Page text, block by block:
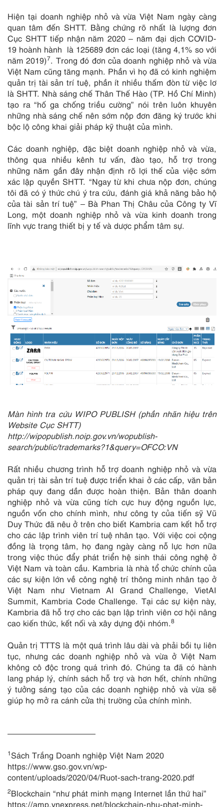
Hiện tại doanh nghiệp nhỏ và vừa Việt Nam ngày càng
quan tâm đến SHTT. Bằng chứng rõ nhất là lượng đơn
Cục SHTT tiếp nhận năm 2020 – năm đại dịch COVID-
19 hoành hành là 125689 đơn các loại (tăng 4,1% so với
năm 2019)7. Trong đó đơn của doanh nghiệp nhỏ và vừa
Việt Nam cũng tăng mạnh. Phần vì họ đã có kinh nghiệm
quản trị tài sản trí tuệ, phần ít nhiều thấm đòn từ việc lơ
là SHTT. Nhà sáng chế Thân Thế Hào (TP. Hồ Chí Minh)
tạo ra “hố ga chống triều cường” nói trên luôn khuyên
những nhà sáng chế nên sớm nộp đơn đăng ký trước khi
bộc lộ công khai giải pháp kỹ thuật của mình.
Các doanh nghiệp, đặc biệt doanh nghiệp nhỏ và vừa,
thông qua nhiều kênh tư vấn, đào tạo, hỗ trợ trong
những năm gần đây nhận định rõ lợi thế của việc sớm
xác lập quyền SHTT. “Ngay từ khi chưa nộp đơn, chúng
tôi đã có ý thức chú ý tra cứu, đánh giá khả năng bảo hộ
của tài sản trí tuệ” – Bà Phan Thị Châu của Công ty Vĩ
Long, một doanh nghiệp nhỏ và vừa kinh doanh trong
lĩnh vực trang thiết bị y tế và dược phẩm tâm sự.
Màn hình tra cứu WIPO PUBLISH (phần nhãn hiệu trên
Website Cục SHTT)
http://wipopublish.noip.gov.vn/wopublish-
search/public/trademarks?1&query=OFCO:VN
Rất nhiều chương trình hỗ trợ doanh nghiệp nhỏ và vừa
quản trị tài sản trí tuệ được triển khai ở các cấp, văn bản
pháp quy đang dần được hoàn thiện. Bản thân doanh
nghiệp nhỏ và vừa cũng tích cực huy động nguồn lực,
nguồn vốn cho chính mình, như công ty của tiến sỹ Vũ
Duy Thức đã nêu ở trên cho biết Kambria cam kết hỗ trợ
cho các lập trình viên trí tuệ nhân tạo. Với việc coi cộng
đồng là trọng tâm, họ đang ngày càng nỗ lực hơn nữa
trong việc thúc đẩy phát triển hệ sinh thái công nghệ ở
Việt Nam và toàn cầu. Kambria là nhà tổ chức chính của
các sự kiện lớn về công nghệ trí thông minh nhân tạo ở
Việt Nam như Vietnam AI Grand Challenge, VietAI
Summit, Kambria Code Challenge. Tại các sự kiện này,
Kambria đã hỗ trợ cho các bạn lập trình viên cơ hội nâng
cao kiến thức, kết nối và xây dựng đội nhóm.8
Quản trị TTTS là một quá trình lâu dài và phải bồi tụ liên
tục, nhưng các doanh nghiệp nhỏ và vừa ở Việt Nam
không cô độc trong quá trình đó. Chúng ta đã có hành
lang pháp lý, chính sách hỗ trợ và hơn hết, chính những
ý tưởng sáng tạo của các doanh nghiệp nhỏ và vừa sẽ
giúp họ mở ra cánh cửa thị trường của chính mình.
———————————
1Sách Trắng Doanh nghiệp Việt Nam 2020
https://www.gso.gov.vn/wp-
content/uploads/2020/04/Ruot-sach-trang-2020.pdf
2Blockchain “như phát minh mạng Internet lần thứ hai”
https://amp.vnexpress.net/blockchain-nhu-phat-minh-